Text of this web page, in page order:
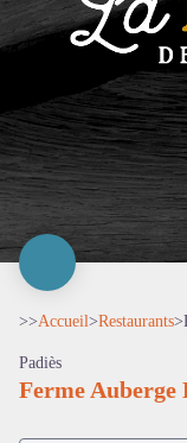
>>Accueil>Restaurants>
Padiès
Ferme Auberge